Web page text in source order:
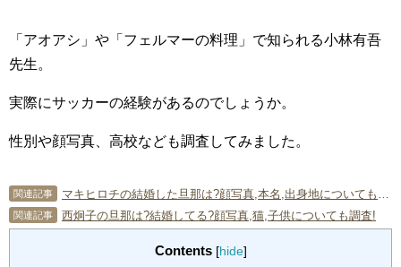
「アオアシ」や「フェルマーの料理」で知られる小林有吾
先生。
実際にサッカーの経験があるのでしょうか。
性別や顔写真、高校なども調査してみました。
関連記事 マキヒロチの結婚した旦那は?顔写真,本名,出身地についても調査!
関連記事 西炯子の旦那は?結婚してる?顔写真,猫,子供についても調査!
Contents [hide]